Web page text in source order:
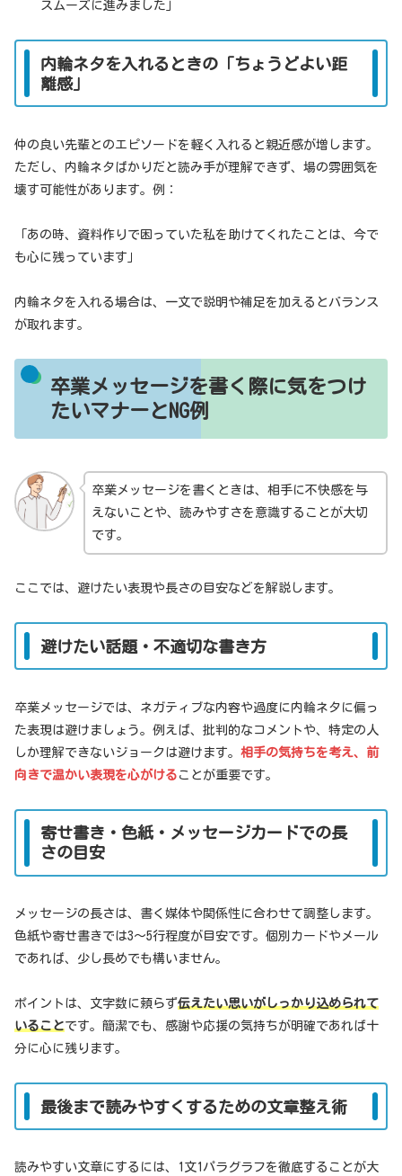
スムーズに進みました」
内輪ネタを入れるときの「ちょうどよい距
離感」
仲の良い先輩とのエピソードを軽く入れると親近感が増します。
ただし、内輪ネタばかりだと読み手が理解できず、場の雰囲気を
壊す可能性があります。例：
「あの時、資料作りで困っていた私を助けてくれたことは、今で
も心に残っています」
内輪ネタを入れる場合は、一文で説明や補足を加えるとバランス
が取れます。
卒業メッセージを書く際に気をつけ
たいマナーとNG例
卒業メッセージを書くときは、相手に不快感を与
えないことや、読みやすさを意識することが大切
です。
ここでは、避けたい表現や長さの目安などを解説します。
避けたい話題・不適切な書き方
卒業メッセージでは、ネガティブな内容や過度に内輪ネタに偏っ
た表現は避けましょう。例えば、批判的なコメントや、特定の人
しか理解できないジョークは避けます。 相手の気持ちを考え、前
向きで温かい表現を心がける ことが重要です。
寄せ書き・色紙・メッセージカードでの長
さの目安
メッセージの長さは、書く媒体や関係性に合わせて調整します。
色紙や寄せ書きでは3～5行程度が目安です。個別カードやメール
であれば、少し長めでも構いません。
ポイントは、文字数に頼らず伝えたい思いがしっかり込められて
いることです。簡潔でも、感謝や応援の気持ちが明確であれば十
分に心に残ります。
最後まで読みやすくするための文章整え術
読みやすい文章にするには、1文1パラグラフを徹底することが大